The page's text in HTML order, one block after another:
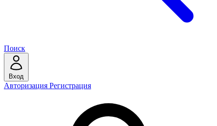
Поиск
Вход
Авторизация Регистрация